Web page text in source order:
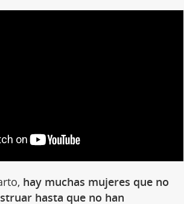
hay muchas mujeres que no
hasta que no han